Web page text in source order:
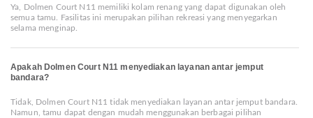
Ya, Dolmen Court N11 memiliki kolam renang yang dapat digunakan oleh
semua tamu. Fasilitas ini merupakan pilihan rekreasi yang menyegarkan
selama menginap.
Apakah Dolmen Court N11 menyediakan layanan antar jemput
bandara?
Tidak, Dolmen Court N11 tidak menyediakan layanan antar jemput bandara.
Namun, tamu dapat dengan mudah menggunakan berbagai pilihan